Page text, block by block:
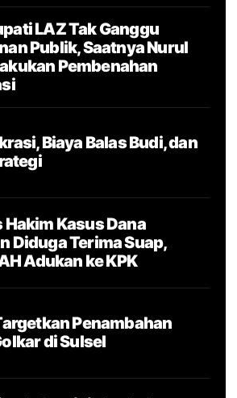
LAZ Tak Ganggu
Publik, Saatnya Nurul
Pembenahan
Biaya Balas Budi, dan
Hakim Kasus Dana
Diduga Terima Suap,
Adukan ke KPK
Penambahan
di Sulsel